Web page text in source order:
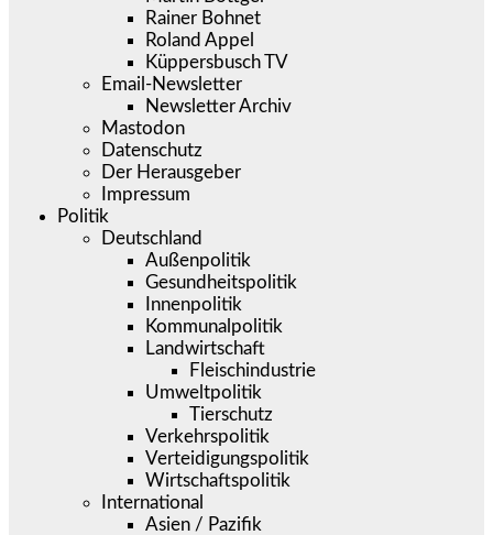
Rainer Bohnet
Roland Appel
Küppersbusch TV
Email-Newsletter
Newsletter Archiv
Mastodon
Datenschutz
Der Herausgeber
Impressum
Politik
Deutschland
Außenpolitik
Gesundheitspolitik
Innenpolitik
Kommunalpolitik
Landwirtschaft
Fleischindustrie
Umweltpolitik
Tierschutz
Verkehrspolitik
Verteidigungspolitik
Wirtschaftspolitik
International
Asien / Pazifik